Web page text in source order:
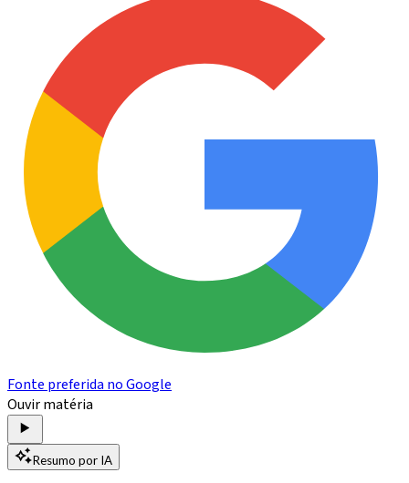
Fonte preferida no Google
Ouvir matéria
Resumo por IA